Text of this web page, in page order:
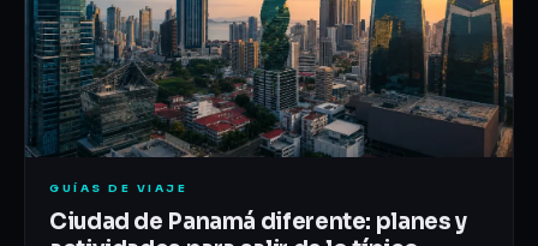
GUÍAS DE VIAJE
Ciudad de Panamá diferente: planes y